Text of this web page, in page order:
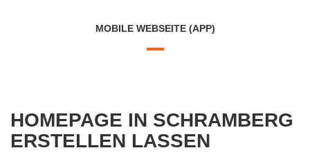
MOBILE WEBSEITE (APP)
HOMEPAGE IN SCHRAMBERG
ERSTELLEN LASSEN